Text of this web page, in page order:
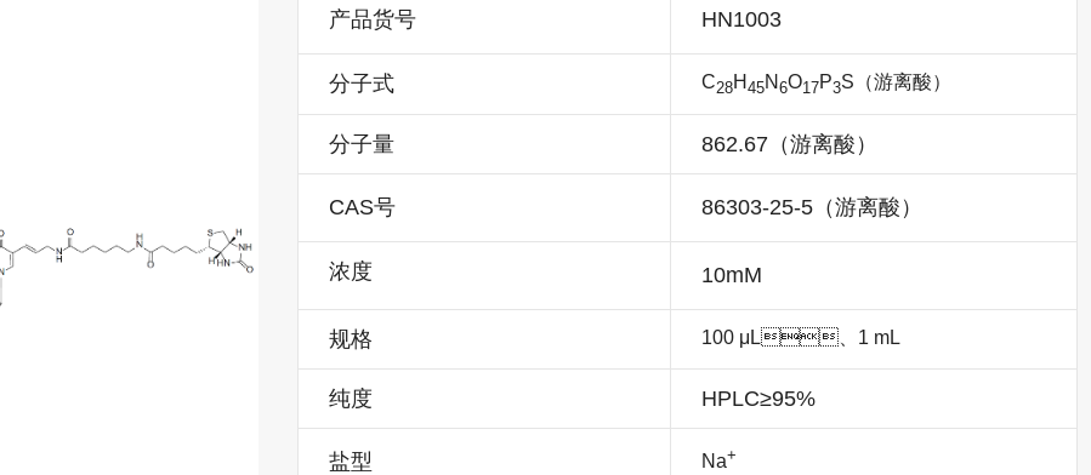
产品货号 HN1003
分子式 C28H 45N6O17P3S （游离酸）
分子量 862.67（游离酸）
CAS号 86303-25-5（游离酸）
浓度 10mM
规格 100 μL、1 mL
纯度 HPLC≥95%
盐型 Na+